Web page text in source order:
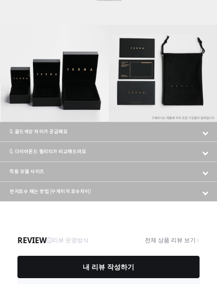
Q. 골드색상 차이가 궁금해요
Q. 다이아몬드 퀄리티가 비교해드려요
착용 모델 사이즈
반지호수 재는 방법 (구게이지 호수차이)